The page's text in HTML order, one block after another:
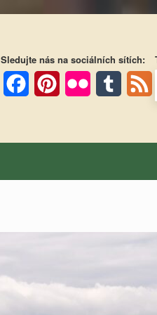
Sledujte nás na sociálních sítích: